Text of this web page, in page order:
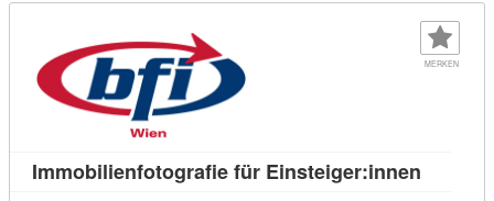
MERKEN
Immobilienfotografie für Einsteiger:innen